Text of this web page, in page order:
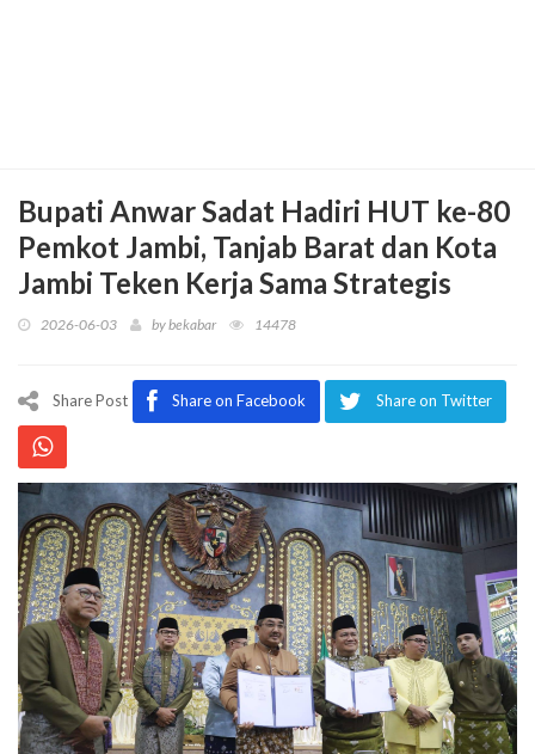
Bupati Anwar Sadat Hadiri HUT ke-80
Pemkot Jambi, Tanjab Barat dan Kota
Jambi Teken Kerja Sama Strategis
2026-06-03 bybekabar 14478
Share Post Share on Facebook Share on Twitter